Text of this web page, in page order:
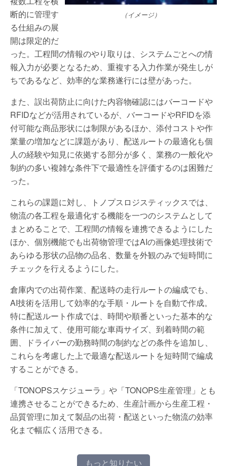
（イメージ）
断的に管理す
る仕組みの展
開は限定的だ
った。工程間の情報のやり取りは、システムごとへの情
報入力が必要となるため、重複する入力作業が発生しが
ちであるなど、効率的な業務遂行には壁があった。
また、誤出荷防止に向けた内容物確認にはバーコードや
RFIDなどが活用されているが、バーコードやRFIDを添
付可能な商品形状には制限があるほか、添付コストや作
業量の増加などに課題があり、配送ルートの最適化も個
人の経験や知見に依拠する部分が多く、業務の一般化や
制約の多い複雑な条件下で最適性を評価するのは困難だ
った。
これらの課題に対し、トノプスロジスティックスでは、
物流の各工程を最適化する機能を一つのシステムとして
まとめることで、工程間の情報を連携できるようにした
ほか、個別機能でも出荷物管理ではAIの画像処理技術で
あらゆる形状の品物の品名、数量を外観のみで短時間に
チェックを行えるようにした。
倉庫内での出荷作業、配送時の走行ルートの編成でも、
AI技術を活用して効率的な手順・ルートを自動で作成。
特に配送ルート作成では、時間や順番といった基本的な
条件に加えて、使用可能な車両サイズ、到着時間の範
囲、ドライバーの勤務時間の制約などの条件を追加し、
これらを考慮した上で最適な配送ルートを短時間で編成
することができる。
「TONOPSスケジューラ」や「TONOPS生産管理」とも
連携させることができるため、生産計画から生産工程・
品質管理に加えて製品の出荷・配送といった物流の効率
化まで幅広く活用できる。
もっと知りたい